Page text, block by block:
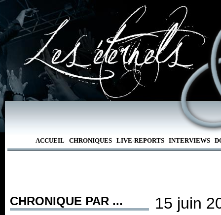
ACCUEIL CHRONIQUES LIVE-REPORTS INTERVIEWS
CHRONIQUE PAR ... 15 juin